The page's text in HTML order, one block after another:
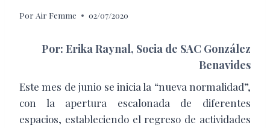
Por Air Femme 02/07/2020
Por: Erika Raynal, Socia de SAC González
Benavides
Este mes de junio se inicia la “nueva normalidad”,
con la apertura escalonada de diferentes
espacios, estableciendo el regreso de actividades